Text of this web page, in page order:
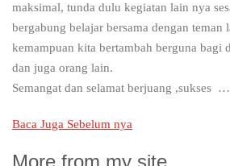
maksimal, tunda dulu kegiatan lain nya
bergabung belajar bersama dengan teman
kemampuan kita bertambah berguna bagi
dan juga orang lain.
Semangat dan selamat berjuang ,sukses
Baca Juga Sebelum nya
More from my site